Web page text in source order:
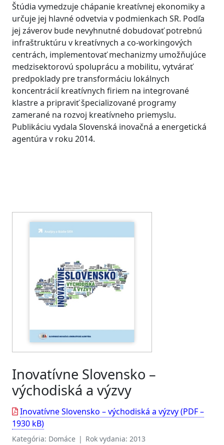
Štúdia vymedzuje chápanie kreatívnej ekonomiky a
určuje jej hlavné odvetvia v podmienkach SR. Podľa
jej záverov bude nevyhnutné dobudovať potrebnú
infraštruktúru v kreatívnych a co-workingových
centrách, implementovať mechanizmy umožňujúce
medzisektorovú spoluprácu a mobilitu, vytvárať
predpoklady pre transformáciu lokálnych
koncentrácií kreatívnych firiem na integrované
klastre a pripraviť špecializované programy
zamerané na rozvoj kreatívneho priemyslu.
Publikáciu vydala Slovenská inovačná a energetická
agentúra v roku 2014.
Inovatívne Slovensko –
východiská a výzvy
Inovatívne Slovensko – východiská a výzvy (PDF –
1930 kB)
Kategória: Domáce | Rok vydania: 2013